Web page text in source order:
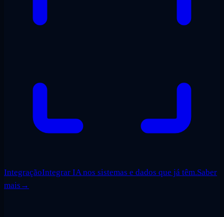
IntegraçãoIntegrar IA nos sistemas e dados que já têm.Saber
mais →